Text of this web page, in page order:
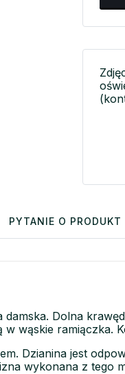
PYTANIE O PRODUKT
Dolna
wąskie ramiączka.
Dzianina jest
wykonana z tego